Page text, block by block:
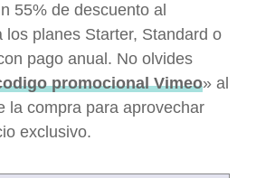
55% de descuento al
los planes Starter, Standard o
pago anual. No olvides
promocional Vimeo» al
la compra para aprovechar
exclusivo.